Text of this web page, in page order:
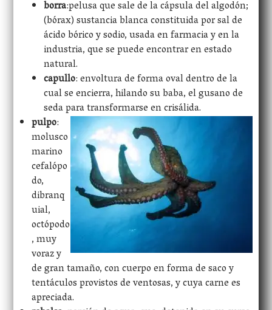
borra:pelusa que sale de la cápsula del algodón;
(bórax) sustancia blanca constituida por sal de
ácido bórico y sodio, usada en farmacia y en la
industria, que se puede encontrar en estado
natural.
capullo: envoltura de forma oval dentro de la
cual se encierra, hilando su baba, el gusano de
seda para transformarse en crisálida.
pulpo:
molusco
marino
cefalópo
do,
dibranq
uial,
octópodo
, muy
voraz y
de gran tamaño, con cuerpo en forma de saco y
tentáculos provistos de ventosas, y cuya carne es
apreciada.